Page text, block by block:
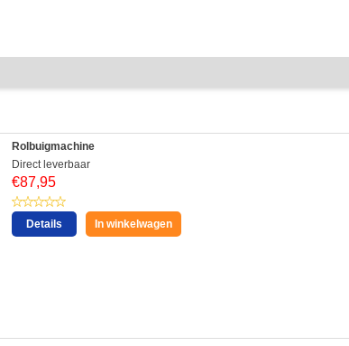
Rolbuigmachine
Direct leverbaar
€87,95
Details In winkelwagen